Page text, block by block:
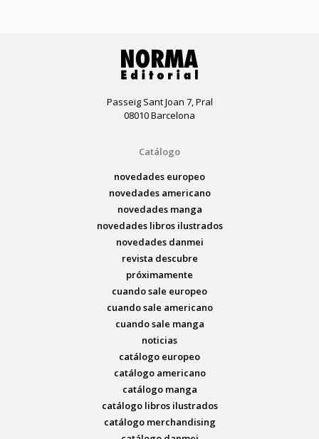
Passeig Sant Joan 7, Pral
08010 Barcelona
Catálogo
novedades europeo
novedades americano
novedades manga
novedades libros ilustrados
novedades danmei
revista descubre
próximamente
cuando sale europeo
cuando sale americano
cuando sale manga
noticias
catálogo europeo
catálogo americano
catálogo manga
catálogo libros ilustrados
catálogo merchandising